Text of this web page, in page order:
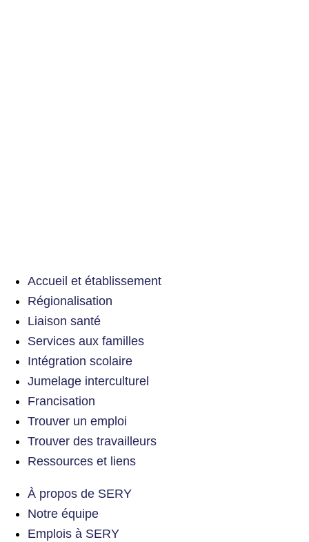
Accueil et établissement
Régionalisation
Liaison santé
Services aux familles
Intégration scolaire
Jumelage interculturel
Francisation
Trouver un emploi
Trouver des travailleurs
Ressources et liens
À propos de SERY
Notre équipe
Emplois à SERY